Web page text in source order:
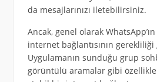
da mesajlarınızı iletebilirsiniz.
Ancak, genel olarak
internet bağlantısının gerekliliği
Uygulamanın sunduğu grup
görüntülü aramalar gibi